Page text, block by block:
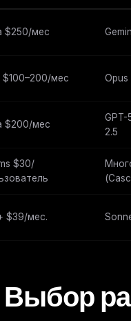
$250/мес
$100–200/мес Opus
$200/мес
GPT-
2.5
$30/
$39/мес.
Выбор
weekly digest
MCP picks, agent skills,